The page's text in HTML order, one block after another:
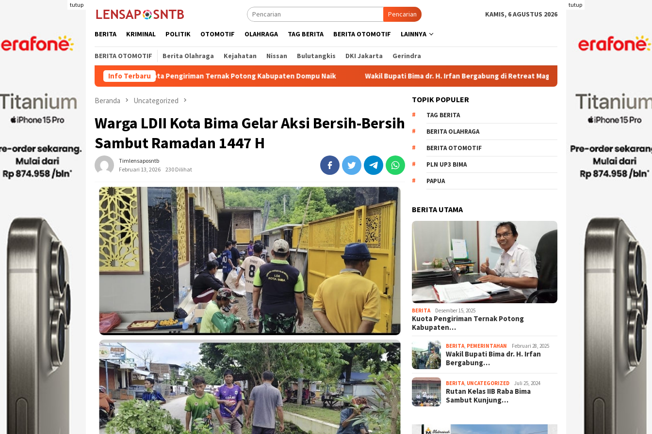
tutup tutup
Pencarian KAMIS, 6 AGUSTUS 2026
BERITA KRIMINAL POLITIK OTOMOTIF OLAHRAGA TAG BERITA BERITA OTOMOTIF LAINNYA
BERITA OTOMOTIF Berita Olahraga Kejahatan Nissan Bulutangkis DKI Jakarta Gerindra
Info Terbaru
Kuota Pengiriman Ternak Potong Kabupaten Dompu Naik Wakil Bupati Bima dr. H. Irfan Bergabung di Retreat Magelang Rutan Kelas IIB Raba Bima Sambut
Beranda Uncategorized
Warga LDII Kota Bima Gelar Aksi Bersih-Bersih
Sambut Ramadan 1447 H
Timlensaposntb
Februari 13, 2026
230 Dilihat
TOPIK POPULER
TAG BERITA
BERITA OLAHRAGA
BERITA OTOMOTIF
PLN UP3 BIMA
PAPUA
BERITA UTAMA
BERITA Desember 15, 2025
Kuota Pengiriman Ternak Potong
Kabupaten…
BERITA PEMERINTAHAN Februari 28, 2025
Wakil Bupati Bima dr. H. Irfan
Bergabung…
BERITA UNCATEGORIZED Juli 25, 2024
Rutan Kelas IIB Raba Bima
Sambut Kunjung…